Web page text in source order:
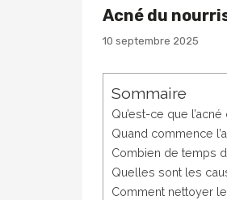
Acné du
10 septembre 2025
Sommaire
Qu’est-ce que
Quand commence
Combien de temps
Quelles sont les
Comment nettoyer